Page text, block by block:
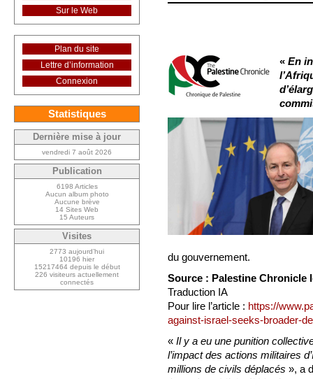
« En
du gouvernement.
Source : Palestine Chronicle
Traduction IA
Pour lire l’article : https://
against-israel-seeks-broader-
« Il y a eu une punition
l’impact des actions militaires
millions de civils déplacés », a
Sur le Web
Plan du site
Lettre d’information
Connexion
Statistiques
Dernière mise à jour
vendredi 7 août 2026
Publication
6198 Articles
Aucun album photo
Aucune brève
14 Sites Web
15 Auteurs
Visites
2773 aujourd’hui
10196 hier
15217464 depuis le début
226 visiteurs actuellement
connectés